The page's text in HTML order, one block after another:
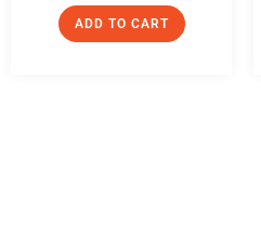
ADD TO CART